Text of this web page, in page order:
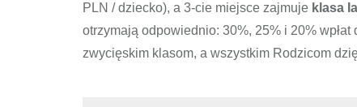
PLN / dziecko), a 3-cie miejsce zajmuje klasa Ia
otrzymają odpowiednio: 30%, 25% i 20%
zwycięskim klasom, a wszystkim Rodzicom